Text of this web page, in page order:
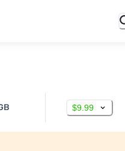
$9.99